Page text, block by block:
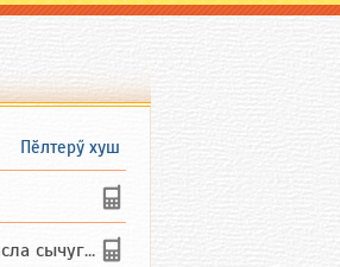
Пӗлтерӳ хуш
сычуг) ...